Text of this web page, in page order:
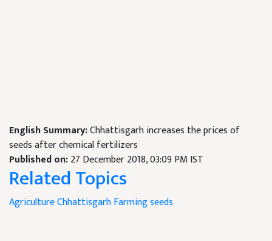
English Summary:Chhattisgarh increases the prices of
seeds after chemical fertilizers
Published on:27 December 2018, 03:09 PM IST
Related Topics
AgricultureChhattisgarhFarming seeds